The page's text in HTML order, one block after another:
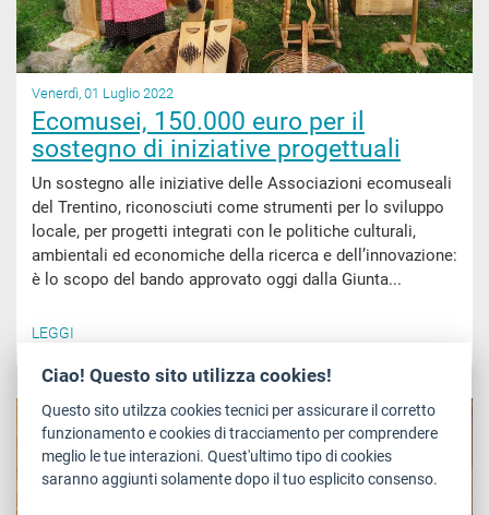
Venerdì, 01 Luglio 2022
Ecomusei, 150.000 euro per il
sostegno di iniziative progettuali
Un sostegno alle iniziative delle Associazioni ecomuseali
del Trentino, riconosciuti come strumenti per lo sviluppo
locale, per progetti integrati con le politiche culturali,
ambientali ed economiche della ricerca e dell’innovazione:
è lo scopo del bando approvato oggi dalla Giunta...
LEGGI
CULTURA
Ciao! Questo sito utilizza cookies!
Questo sito utilzza cookies tecnici per assicurare il corretto
funzionamento e cookies di tracciamento per comprendere
meglio le tue interazioni. Quest'ultimo tipo di cookies
saranno aggiunti solamente dopo il tuo esplicito consenso.